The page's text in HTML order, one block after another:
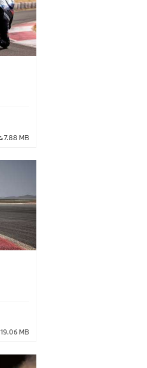
7.88 MB
19.06 MB